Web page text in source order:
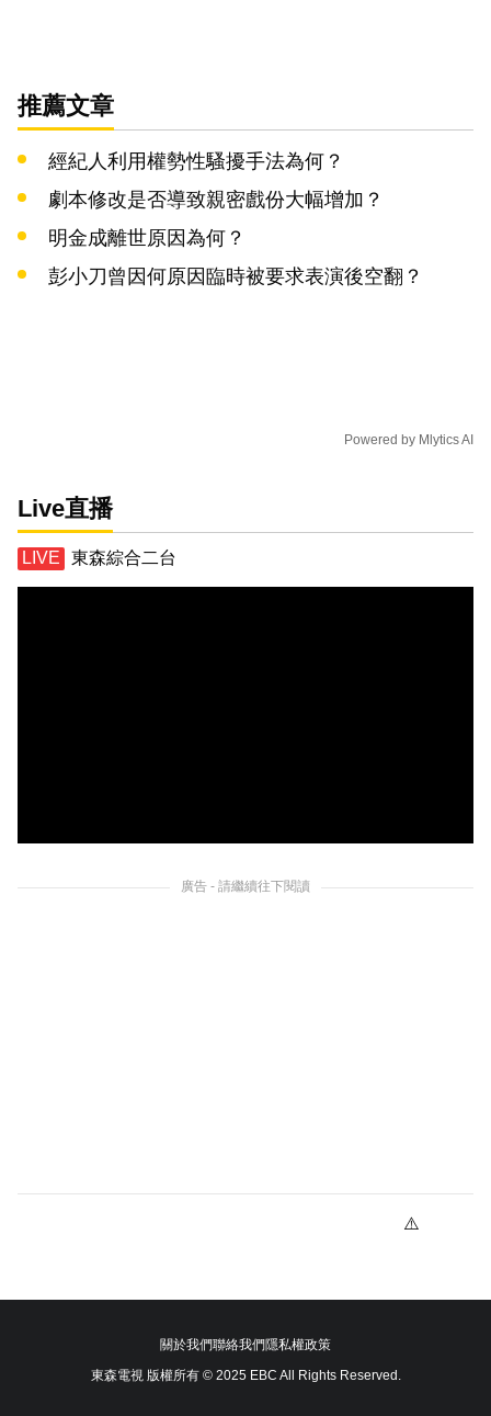
推薦文章
經紀人利用權勢性騷擾手法為何？
劇本修改是否導致親密戲份大幅增加？
明金成離世原因為何？
彭小刀曾因何原因臨時被要求表演後空翻？
Powered by Mlytics AI
Live直播
東森綜合二台
廣告 - 請繼續往下閱讀
關於我們聯絡我們隱私權政策
東森電視 版權所有 © 2025 EBC All Rights Reserved.